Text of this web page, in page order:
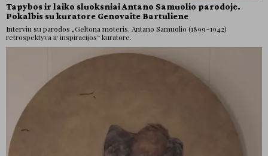
Tapybos ir laiko sluoksniai Antano Samuolio parodoje.
Pokalbis su kuratore Genovaite Bartuliene
Interviu su parodos „Geltona moteris. Antano Samuolio (1899–1942)
retrospektyva ir inspiracijos“ kuratore.